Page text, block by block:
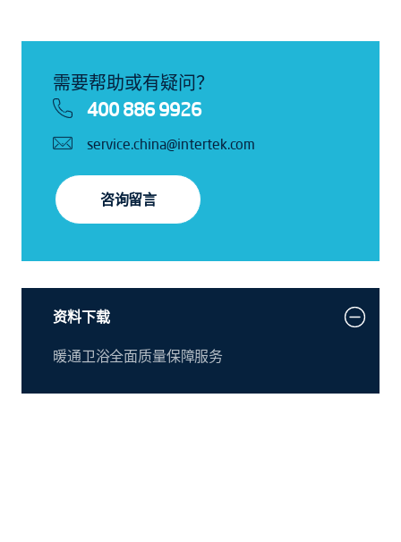
需要帮助或有疑问？
400 886 9926
service.china@intertek.com
咨询留言
资料下载
暖通卫浴全面质量保障服务